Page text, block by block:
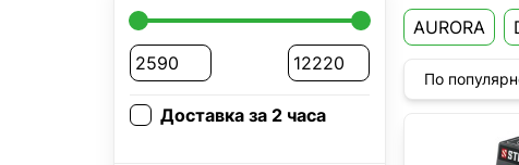
Доставка за 2 часа
AURORA
По